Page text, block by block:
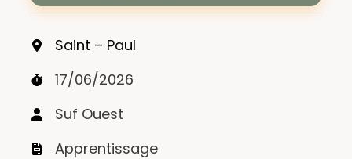
Saint – Paul
17/06/2026
Suf Ouest
Apprentissage